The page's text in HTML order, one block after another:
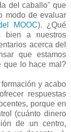
del caballo" que
modo de evaluar
MOOC). ¿Qué
bien a nuestros
acerca del
que estamos
que lo hace mal?
y acabo
respuestas
porque en
(cuánto dinero
de un centro,